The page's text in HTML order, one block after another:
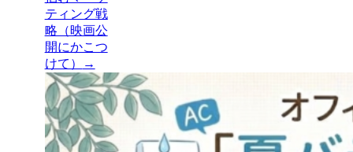
ティング戦
略（映画公
開にかこつ
けて）
→